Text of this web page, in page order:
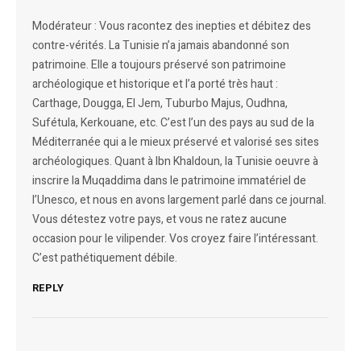
Modérateur : Vous racontez des inepties et débitez des
contre-vérités. La Tunisie n’a jamais abandonné son
patrimoine. Elle a toujours préservé son patrimoine
archéologique et historique et l’a porté très haut :
Carthage, Dougga, El Jem, Tuburbo Majus, Oudhna,
Sufétula, Kerkouane, etc. C’est l’un des pays au sud de la
Méditerranée qui a le mieux préservé et valorisé ses sites
archéologiques. Quant à Ibn Khaldoun, la Tunisie oeuvre à
inscrire la Muqaddima dans le patrimoine immatériel de
l’Unesco, et nous en avons largement parlé dans ce journal.
Vous détestez votre pays, et vous ne ratez aucune
occasion pour le vilipender. Vos croyez faire l’intéressant.
C’est pathétiquement débile.
REPLY